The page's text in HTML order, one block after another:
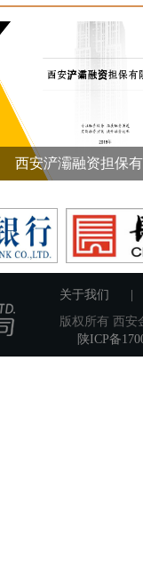
西安浐灞融资担保
关于我们
版权所有 西安
陕ICP备